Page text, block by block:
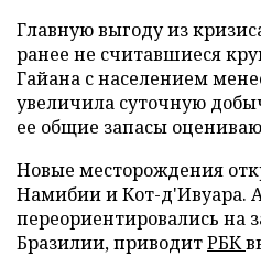
Главную выгоду из
ранее не считавшиеся
Гайана с населением
увеличила суточную
ее общие запасы
Новые месторождения
Намибии и Кот-д'Ивуара.
переориентировались на
Бразилии, приводитРБК